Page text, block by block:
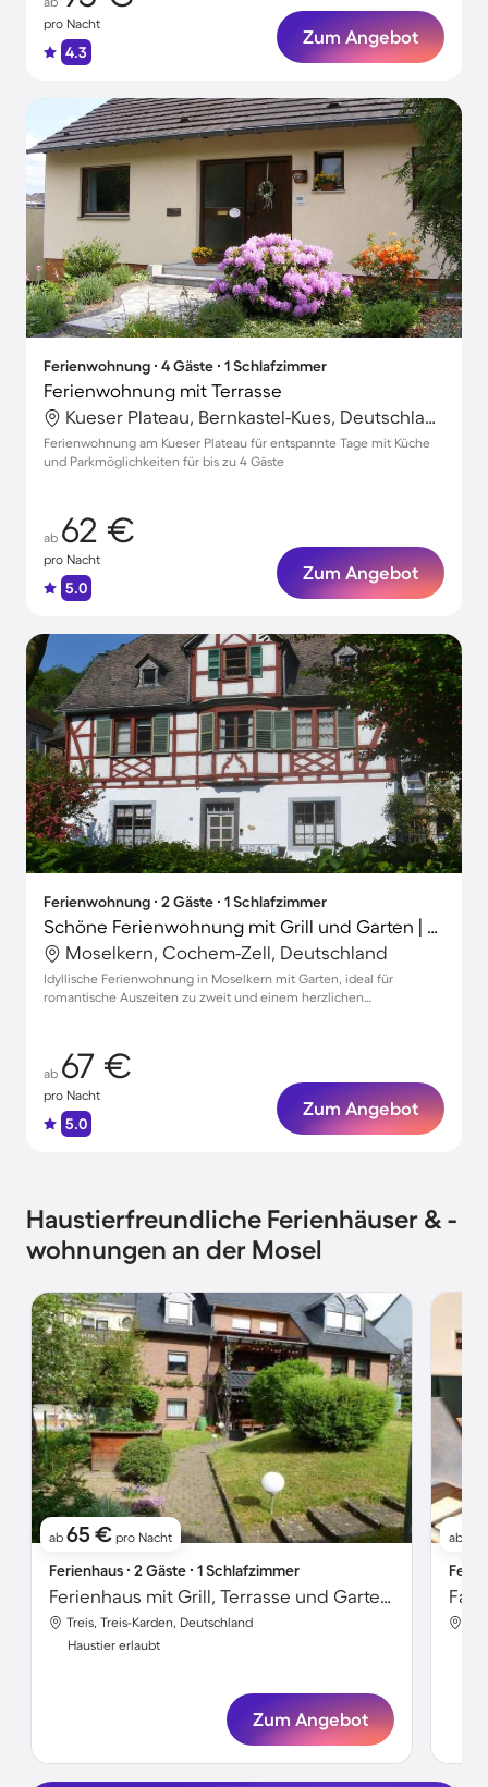
pro Nacht
4.3
Zum Angebot
Ferienwohnung ∙ 4 Gäste ∙ 1 Schlafzimmer
Ferienwohnung mit Terrasse
Kueser Plateau, Bernkastel-Kues, Deutschland
Ferienwohnung am Kueser Plateau für entspannte Tage mit Küche
und Parkmöglichkeiten für bis zu 4 Gäste
ab 62 €
pro Nacht
5.0
Zum Angebot
Ferienwohnung ∙ 2 Gäste ∙ 1 Schlafzimmer
Schöne Ferienwohnung mit Grill und Garten | Haustiere sind willkommen
Moselkern, Cochem-Zell, Deutschland
Idyllische Ferienwohnung in Moselkern mit Garten, ideal für
romantische Auszeiten zu zweit und einem herzlichen
ab 67 €
pro Nacht
5.0
Zum Angebot
Haustierfreundliche Ferienhäuser & -
wohnungen an der Mosel
ab 65 € pro Nacht
Ferienhaus ∙ 2 Gäste ∙ 1 Schlafzimmer
Ferienhaus mit Grill, Terrasse und Garten | Hunde erlaubt
Treis, Treis-Karden, Deutschland
Haustier erlaubt
Zum Angebot
ab